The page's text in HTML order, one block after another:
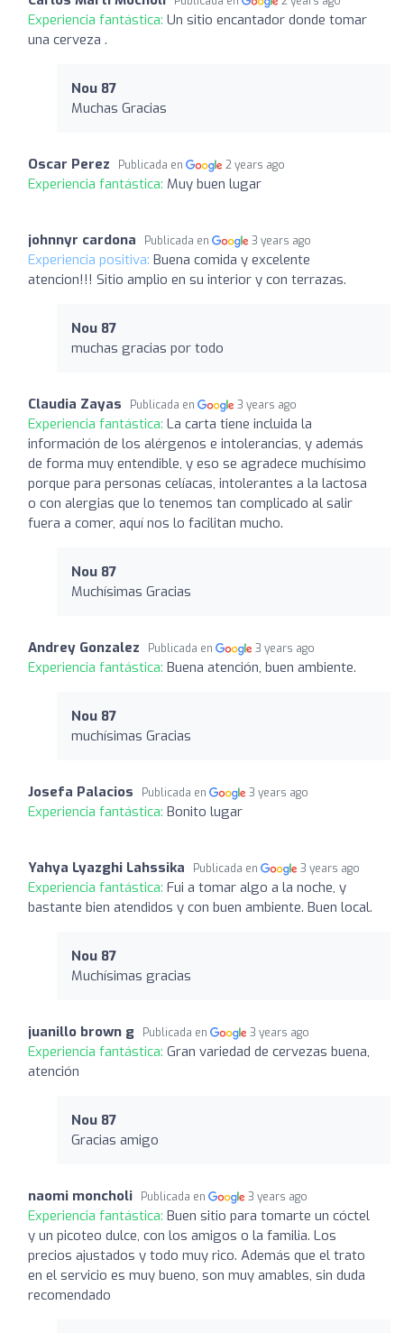
Experiencia fantástica: Un sitio encantador donde tomar
una cerveza .
Nou 87
Muchas Gracias
Oscar Perez Publicada en 2 years ago
Experiencia fantástica: Muy buen lugar
johnnyr cardona Publicada en 3 years ago
Experiencia positiva: Buena comida y excelente
atencion!!! Sitio amplio en su interior y con terrazas.
Nou 87
muchas gracias por todo
Claudia Zayas Publicada en 3 years ago
Experiencia fantástica: La carta tiene incluida la
información de los alérgenos e intolerancias, y además
de forma muy entendible, y eso se agradece muchísimo
porque para personas celíacas, intolerantes a la lactosa
o con alergias que lo tenemos tan complicado al salir
fuera a comer, aquí nos lo facilitan mucho.
Nou 87
Muchísimas Gracias
Andrey Gonzalez Publicada en 3 years ago
Experiencia fantástica: Buena atención, buen ambiente.
Nou 87
muchísimas Gracias
Josefa Palacios Publicada en 3 years ago
Experiencia fantástica: Bonito lugar
Yahya Lyazghi Lahssika Publicada en 3 years ago
Experiencia fantástica: Fui a tomar algo a la noche, y
bastante bien atendidos y con buen ambiente. Buen local.
Nou 87
Muchísimas gracias
juanillo brown g Publicada en 3 years ago
Experiencia fantástica: Gran variedad de cervezas buena,
atención
Nou 87
Gracias amigo
naomi moncholi Publicada en 3 years ago
Experiencia fantástica: Buen sitio para tomarte un cóctel
y un picoteo dulce, con los amigos o la familia. Los
precios ajustados y todo muy rico. Además que el trato
en el servicio es muy bueno, son muy amables, sin duda
recomendado